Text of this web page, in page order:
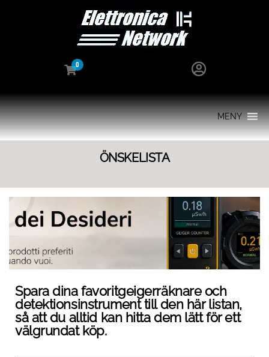
0
MENY
ÖNSKELISTA
Spara dina favoritgeigerräknare och
detektionsinstrument till den här listan,
så att du alltid kan hitta dem lätt för ett
välgrundat köp.